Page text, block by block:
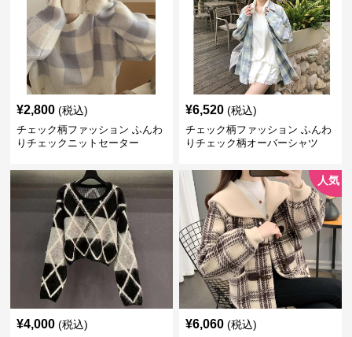
¥2,800 (税込)
チェック柄ファッション ふんわ
りチェックニットセーター
¥6,520 (税込)
チェック柄ファッション ふんわ
りチェック柄オーバーシャツ
¥4,000 (税込)
人気
¥6,060 (税込)